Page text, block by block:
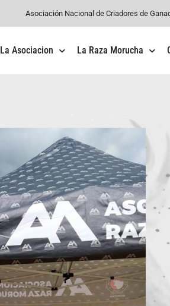
Asociación Nacional de Criadores de
La Asociacion La Raza Morucha